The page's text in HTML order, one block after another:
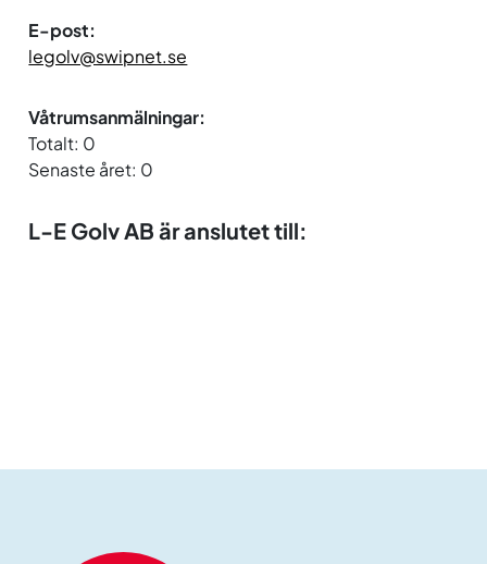
E-post:
legolv@swipnet.se
Våtrumsanmälningar:
Totalt: 0
Senaste året: 0
L-E Golv AB är anslutet till: